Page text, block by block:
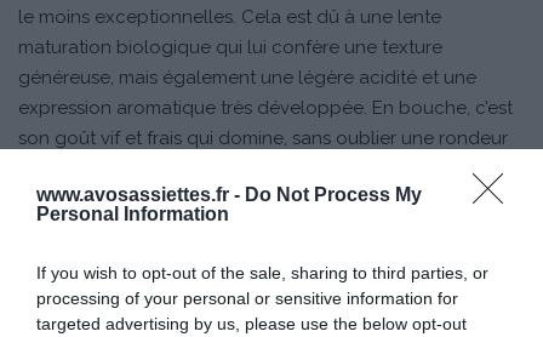
www.avosassiettes.fr - Do Not Process My
Personal Information
If you wish to opt-out of the sale, sharing to third parties, or
processing of your personal or sensitive information for
targeted advertising by us, please use the below opt-out
le moins exceptionnelles. Cela est dû à une lente
maturation biologique qui lui confère une texture
généreuse, mais également une légère acidité et une
expression aromatique très développée. En bouche, c’est
son goût vif et frais qui domine, sans oublier une rondeur
Crème de Bresse AOC et le Beurre de
Bresse AOC doivent leur excellence à